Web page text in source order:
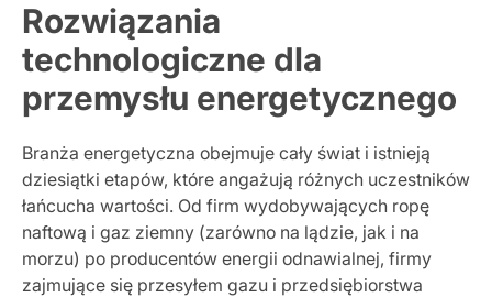
Rozwiązania
technologiczne dla
przemysłu energetycznego
Branża energetyczna obejmuje cały świat i istnieją
dziesiątki etapów, które angażują różnych uczestników
łańcucha wartości. Od firm wydobywających ropę
naftową i gaz ziemny (zarówno na lądzie, jak i na
morzu) po producentów energii odnawialnej, firmy
zajmujące się przesyłem gazu i przedsiębiorstwa